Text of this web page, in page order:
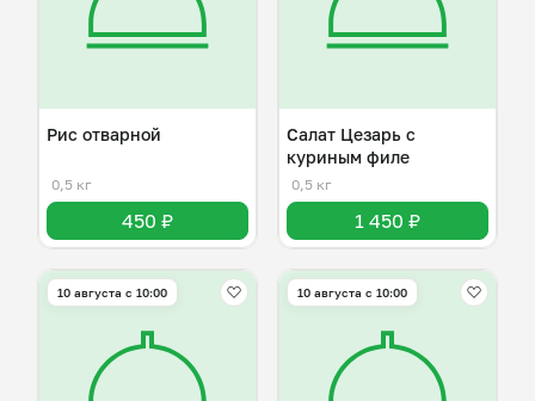
Рис отварной
0,5 кг
450 ₽
Салат Цезарь с
куриным филе
0,5 кг
1 450 ₽
10 августа с 10:00 10 августа с 10:00